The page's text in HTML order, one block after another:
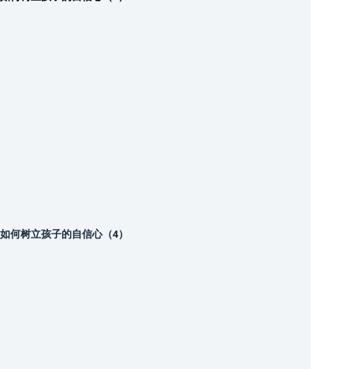
如何树立孩子的自信心（4）